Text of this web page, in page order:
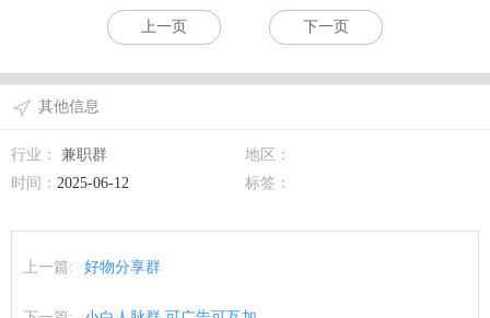
上一页 下一页
其他信息
行业： 兼职群
地区：
时间： 2025-06-12 标签：
上一篇: 好物分享群